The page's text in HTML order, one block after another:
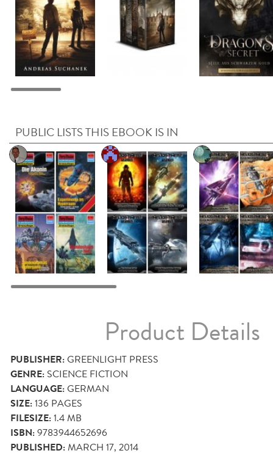
PUBLIC LISTS THIS EBOOK IS IN
Product Details
PUBLISHER:GREENLIGHT PRESS
GENRE: SCIENCE FICTION
LANGUAGE:GERMAN
SIZE:136 PAGES
FILESIZE:1.4 MB
ISBN:9783944652696
PUBLISHED:MARCH 17, 2014